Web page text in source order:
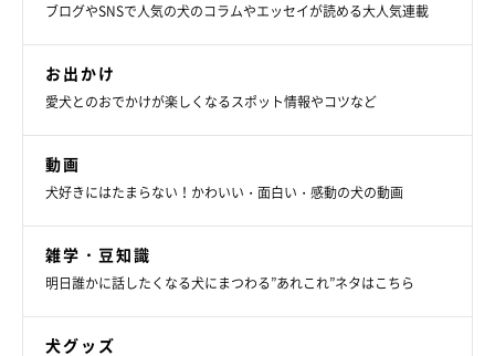
（写真手前から）どれみちゃん、先住犬・いろはちゃん
@iroha_WCP1011
とてもおてんばな性格だという、どれみちゃん。冒頭で紹介した
写真でもわかるように、「水」がすごく好きなのだそう。
ある日、飼い主さんがお風呂場で水を流していたら、どれみちゃ
んが中に入ってきてその場でフセをし、おなかがずぶ濡れになっ
ブログやSNSで人気の犬のコラムやエッセイが読める大人気連載
お出かけ
愛犬とのおでかけが楽しくなるスポット情報やコツなど
動画
犬好きにはたまらない！かわいい・面白い・感動の犬の動画
雑学・豆知識
明日誰かに話したくなる犬にまつわる”あれこれ”ネタはこちら
犬グッズ